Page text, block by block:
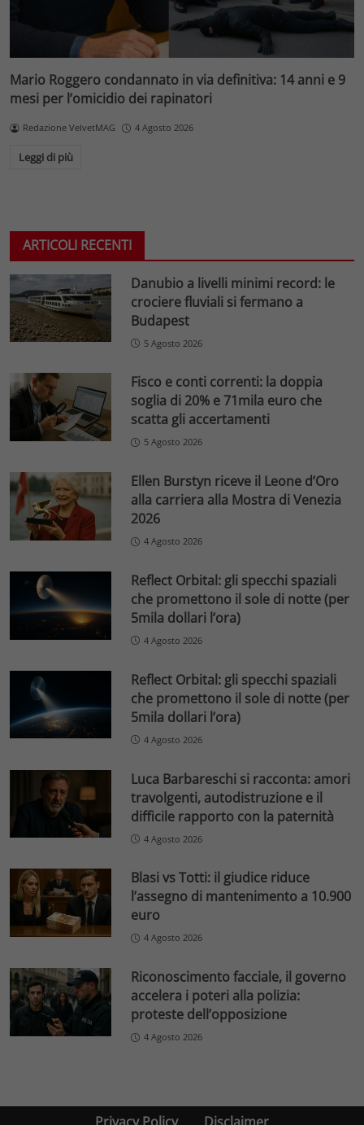
Mario Roggero condannato in via definitiva: 14 anni e 9
mesi per l’omicidio dei rapinatori
Redazione VelvetMAG 4 Agosto 2026
Leggi di più
ARTICOLI RECENTI
Danubio a livelli minimi record: le
crociere fluviali si fermano a
Budapest
5 Agosto 2026
Fisco e conti correnti: la doppia
soglia di 20% e 71mila euro che
scatta gli accertamenti
5 Agosto 2026
Ellen Burstyn riceve il Leone d’Oro
alla carriera alla Mostra di Venezia
2026
4 Agosto 2026
Reflect Orbital: gli specchi spaziali
che promettono il sole di notte (per
5mila dollari l’ora)
4 Agosto 2026
Reflect Orbital: gli specchi spaziali
che promettono il sole di notte (per
5mila dollari l’ora)
4 Agosto 2026
Luca Barbareschi si racconta: amori
travolgenti, autodistruzione e il
difficile rapporto con la paternità
4 Agosto 2026
Blasi vs Totti: il giudice riduce
l’assegno di mantenimento a 10.900
euro
4 Agosto 2026
Riconoscimento facciale, il governo
accelera i poteri alla polizia:
proteste dell’opposizione
4 Agosto 2026